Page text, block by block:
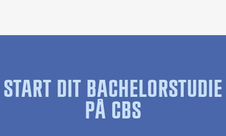
START DIT BACHELORSTUDIE
PÅ CBS